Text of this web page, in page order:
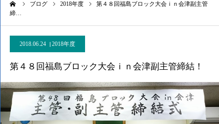
ブログ 2018年度
第４８回福島ブロック大会ｉｎ会津副主管
締…
2018.06.24 2018年度
第４８回福島ブロック大会ｉｎ会津副主管締結！
お問い合わせ